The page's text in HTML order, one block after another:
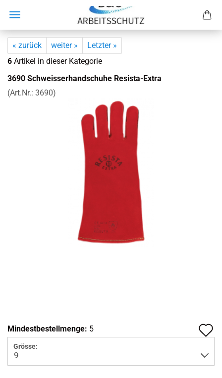
« zurück weiter »
Letzter »
6 Artikel in dieser Kategorie
3690 Schweis­s­er­hand­schu­he Resista-​Extra
(Art.Nr.: 3690)
Mindestbestellmenge: 5
Grösse: